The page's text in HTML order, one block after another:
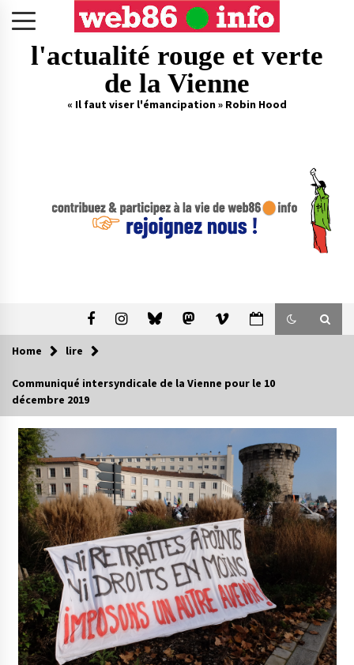
l'actualité rouge et verte
de la Vienne
« Il faut viser l'émancipation » Robin Hood
Home lire
Communiqué intersyndicale de la Vienne pour le 10
décembre 2019